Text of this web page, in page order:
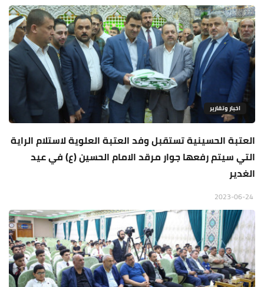
اخبار وتقارير
العتبة الحسينية تستقبل وفد العتبة العلوية لاستلام الراية
التي سيتم رفعها جوار مرقد الامام الحسين (ع) في عيد
الغدير